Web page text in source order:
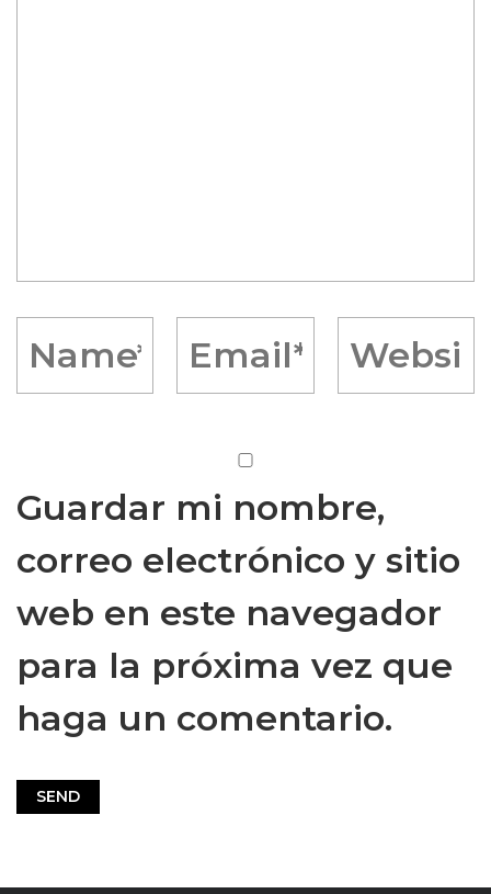
Guardar mi nombre,
correo electrónico y sitio
web en este navegador
para la próxima vez que
haga un comentario.